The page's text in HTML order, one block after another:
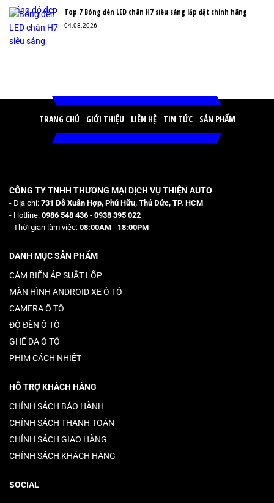
Top 7 Bóng đèn LED chân H7 siêu sáng lắp đặt chính hãng
04.08.2026
TRANG CHỦ GIỚI THIỆU LIÊN HỆ TIN TỨC SẢN PHẨM
CÔNG TY TNHH THƯƠNG MẠI DỊCH VỤ THIỆN AUTO
- Địa chỉ: 731 Đỗ Xuân Hợp, Phú Hữu, Thủ Đức, TP. HCM
- Hotline: 0986 548 436 - 0938 395 022
- Thời gian làm việc: 08:00AM - 18:00PM
DANH MỤC SẢN PHẨM
CẢM BIẾN ÁP SUẤT LỐP
MÀN HÌNH ANDROID XE Ô TÔ
CAMERA Ô TÔ
ĐỘ ĐÈN Ô TÔ
GHẾ DA Ô TÔ
PHIM CÁCH NHIỆT
HỖ TRỢ KHÁCH HÀNG
CHÍNH SÁCH BẢO HÀNH
CHÍNH SÁCH THANH TOÁN
CHÍNH SÁCH GIAO HÀNG
CHÍNH SÁCH KHÁCH HÀNG
SOCIAL